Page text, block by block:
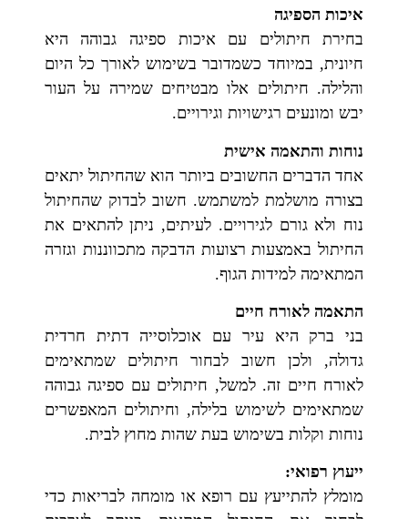
איכות הספיגה
בחירת חיתולים עם איכות ספיגה גבוהה היא
חיונית, במיוחד כשמדובר בשימוש לאורך כל היום
והלילה. חיתולים אלו מבטיחים שמירה על העור
יבש ומונעים רגישויות וגירויים.
נוחות והתאמה אישית
אחד הדברים החשובים ביותר הוא שהחיתול יתאים
בצורה מושלמת למשתמש. חשוב לבדוק שהחיתול
נוח ולא גורם לגירויים. לעיתים, ניתן להתאים את
החיתול באמצעות רצועות הדבקה מתכווננות וגזרה
המתאימה למידות הגוף.
התאמה לאורח חיים
בני ברק היא עיר עם אוכלוסייה דתית חרדית
גדולה, ולכן חשוב לבחור חיתולים שמתאימים
לאורח חיים זה. למשל, חיתולים עם ספיגה גבוהה
שמתאימים לשימוש בלילה, וחיתולים המאפשרים
נוחות וקלות בשימוש בעת שהות מחוץ לבית.
ייעוץ רפואי:
מומלץ להתייעץ עם רופא או מומחה לבריאות כדי